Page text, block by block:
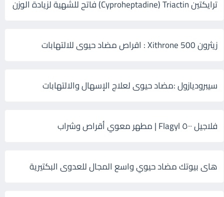
ترايكتين Cyproheptadine) Triactin) فاتح للشهية لزيادة الوزن
زيثرون 500 Xithrone : اقراص مضاد حيوى للالتهابات
سيبروديازول :مضاد حيوى لعلاج الإسهال والالتهابات
فلاجيل ٥٠٠ Flagyl | مطهر معوي أقراص وشراب
هاى بيوتك مضاد حيوي واسع المجال للعدوى البكتيرية